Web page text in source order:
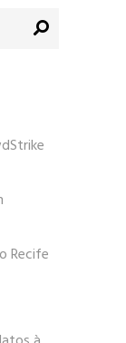
Recife